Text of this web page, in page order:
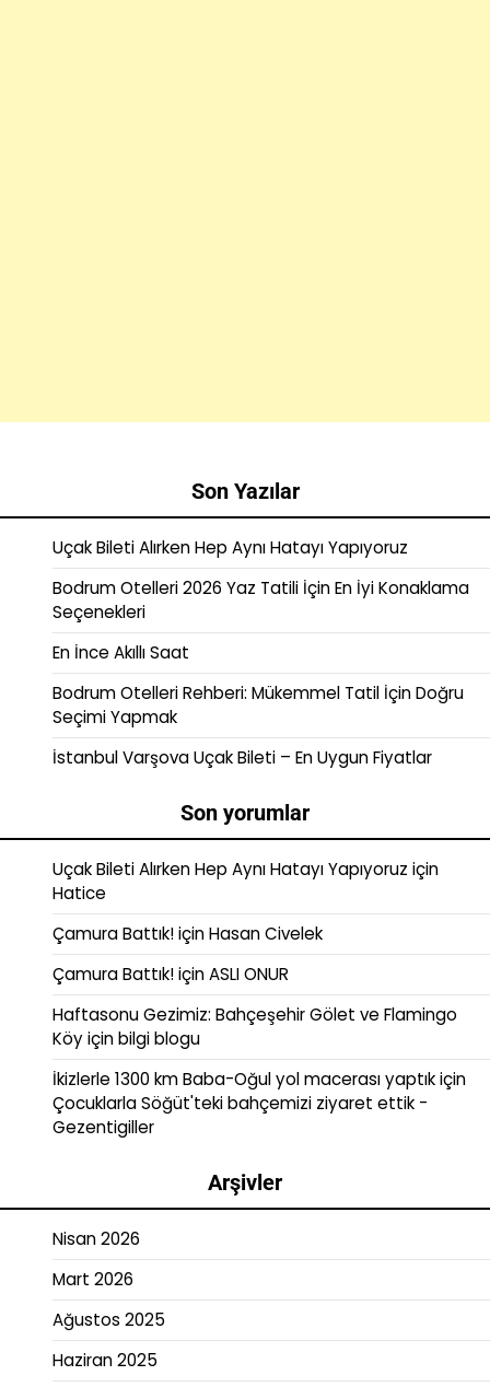
Son Yazılar
Uçak Bileti Alırken Hep Aynı Hatayı Yapıyoruz
Bodrum Otelleri 2026 Yaz Tatili İçin En İyi Konaklama
Seçenekleri
En İnce Akıllı Saat
Bodrum Otelleri Rehberi: Mükemmel Tatil İçin Doğru
Seçimi Yapmak
İstanbul Varşova Uçak Bileti – En Uygun Fiyatlar
Son yorumlar
Uçak Bileti Alırken Hep Aynı Hatayı Yapıyoruz için
Hatice
Çamura Battık!içinHasan Civelek
Çamura Battık!içinASLI ONUR
Haftasonu Gezimiz: Bahçeşehir Gölet ve Flamingo
Köyiçinbilgi blogu
İkizlerle 1300 km Baba-Oğul yol macerası yaptıkiçin
Çocuklarla Söğüt'teki bahçemizi ziyaret ettik -
Gezentigiller
Arşivler
Nisan 2026
Mart 2026
Ağustos 2025
Haziran 2025